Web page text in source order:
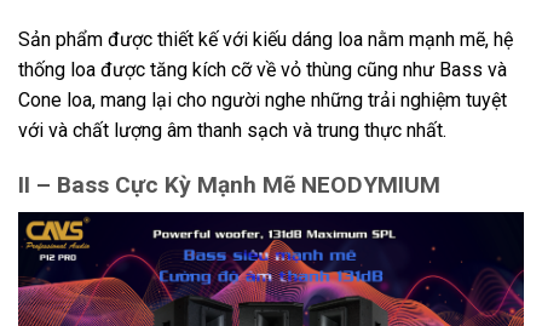
Sản phẩm được thiết kế với kiếu dáng loa nằm mạnh mẽ, hệ
thống loa được tăng kích cỡ về vỏ thùng cũng như Bass và
Cone loa, mang lại cho người nghe những trải nghiệm tuyệt
với và chất lượng âm thanh sạch và trung thực nhất.
II – Bass Cực Kỳ Mạnh Mẽ NEODYMIUM